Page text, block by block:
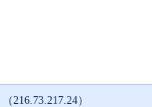
216.73.217.24）